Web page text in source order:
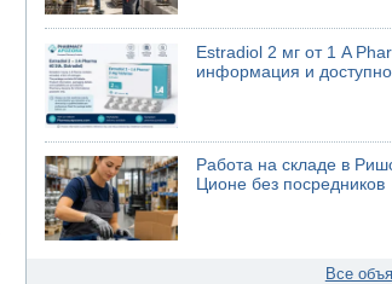
Estradiol 2 мг от 1 A
информация и
Работа на складе в
Ционе без посредников
Все